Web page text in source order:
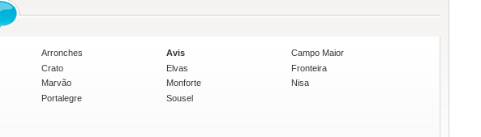
Arronches Avis
Campo Maior
Crato Elvas
Fronteira
Marvão Monforte
Nisa
Portalegre Sousel